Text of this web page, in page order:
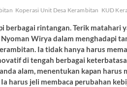
Koperasi Unit Desa Kerambitan KUD
berbagai rintangan. Terik matahari
Wirya dalam menghadapi
Ia tidak hanya harus
di tengah berbagai
alam, menentukan kapan harus
harus jeli membaca perubahan